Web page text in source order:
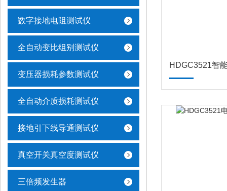
数字接地电阻测试仪
全自动变比组别测试仪
变压器损耗参数测试仪
全自动介质损耗测试仪
接地引下线导通测试仪
真空开关真空度测试仪
三倍频发生器
HDGC3521智